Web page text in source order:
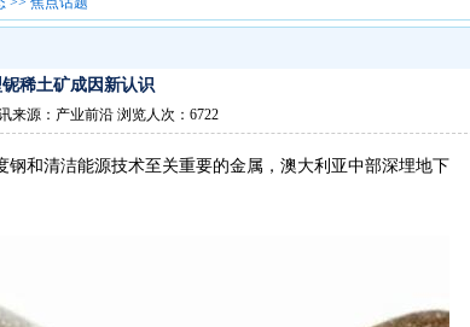
稀土矿成因新认识
来源：产业前沿 浏览人次：6722
钢和清洁能源技术至关重要的金属，澳大利亚中部深埋地下